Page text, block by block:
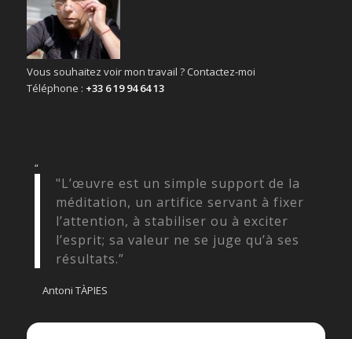
Vous souhaitez voir mon travail ? Contactez-moi
Téléphone : +33 6 19 94 64 13
“
"L’œuvre est un simple support de la
méditation, un artifice servant à fixer
l’attention, à stabiliser ou à exciter
l’esprit; sa valeur ne se juge qu’à ses
résultats.”
Antoni TÀPIES